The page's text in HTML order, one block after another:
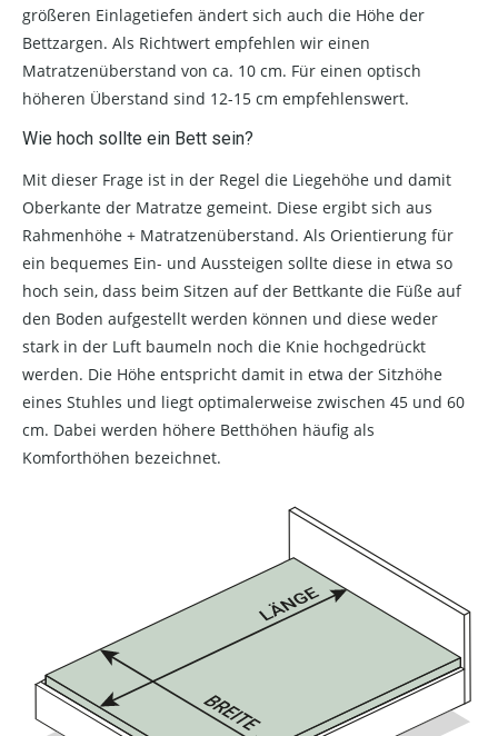
größeren Einlagetiefen ändert sich auch die Höhe der
Bettzargen. Als Richtwert empfehlen wir einen
Matratzenüberstand von ca. 10 cm. Für einen optisch
höheren Überstand sind 12-15 cm empfehlenswert.
Wie hoch sollte ein Bett sein?
Mit dieser Frage ist in der Regel die Liegehöhe und damit
Oberkante der Matratze gemeint. Diese ergibt sich aus
Rahmenhöhe + Matratzenüberstand. Als Orientierung für
ein bequemes Ein- und Aussteigen sollte diese in etwa so
hoch sein, dass beim Sitzen auf der Bettkante die Füße auf
den Boden aufgestellt werden können und diese weder
stark in der Luft baumeln noch die Knie hochgedrückt
werden. Die Höhe entspricht damit in etwa der Sitzhöhe
eines Stuhles und liegt optimalerweise zwischen 45 und 60
cm. Dabei werden höhere Betthöhen häufig als
Komforthöhen bezeichnet.